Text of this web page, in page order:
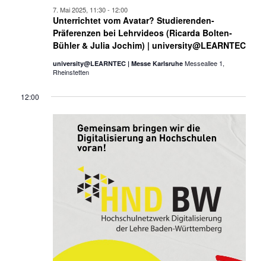
Unterrichtet vom Avatar? Studierenden-
Präferenzen bei Lehrvideos (Ricarda Bolten-
Bühler & Julia Jochim) | university@LEARNTEC
7. Mai 2025, 11:30- 12:00
university@LEARNTEC | Messe Karlsruhe Messeallee 1,
Rheinstetten
12:00